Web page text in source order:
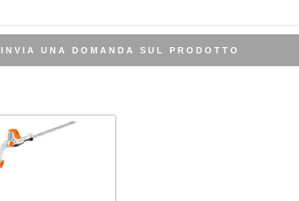
INVIA UNA DOMANDA SUL PRODOTTO